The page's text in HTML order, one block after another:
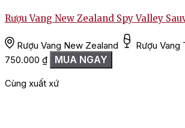
Rượu Vang New Zealand Spy Valley
Rượu Vang New Zealand Rượu Vang
750.000 ₫ MUA NGAY
Cùng xuất xứ